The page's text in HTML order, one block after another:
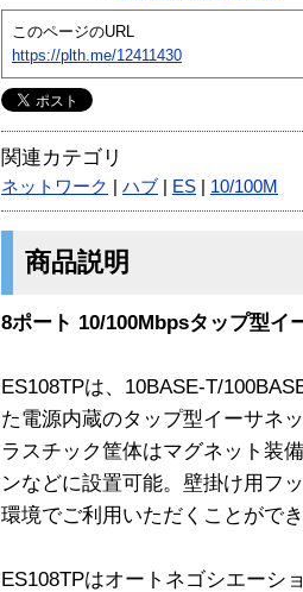
このページのURL
https://plth.me/12411430
関連カテゴリ
ネットワーク ハブ ES 10/100M
商品説明
8ポート 10/100Mbpsタップ型イ
ES108TPは、10BASE-T/
た電源内蔵のタップ型イーサネ
ラスチック筐体はマグネット装
ンなどに設置可能。壁掛け用フ
環境でご利用いただくことがで
ES108TPはオートネゴシエーシ